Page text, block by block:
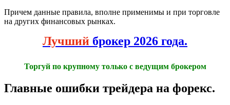
Причем данные правила, вполне применимы и при торговле
на других финансовых рынках.
Лучший брокер 2026 года.
Торгуй по крупному только с ведущим брокером
Главные ошибки трейдера на форекс.